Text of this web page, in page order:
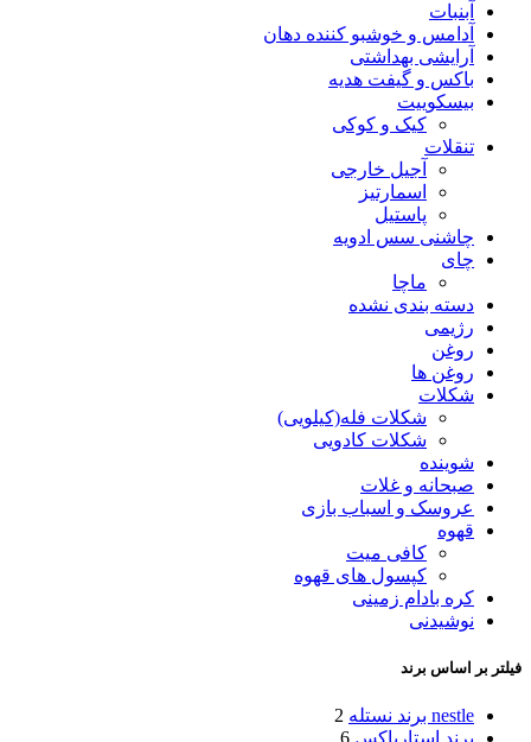
آبنبات
آدامس و خوشبو کننده دهان
آرایشی بهداشتی
باکس و گیفت هدیه
بیسکوییت
کیک و کوکی
تنقلات
آجیل خارجی
اسمارتیز
پاستیل
چاشنی سس ادویه
چای
ماچا
دسته بندی نشده
رژیمی
روغن
روغن ها
شکلات
شکلات فله(کیلویی)
شکلات کادویی
شوینده
صبحانه و غلات
عروسک و اسباب بازی
قهوه
کافی میت
کپسول های قهوه
کره بادام زمینی
نوشیدنی
فیلتر بر اساس برند
nestle برند نستله
2
برند استارباکس 6